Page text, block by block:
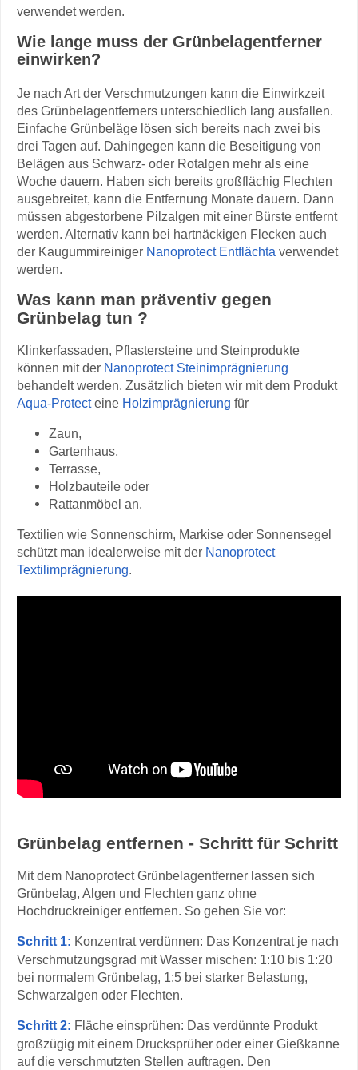
verwendet werden.
Wie lange muss der Grünbelagentferner
einwirken?
Je nach Art der Verschmutzungen kann die Einwirkzeit
des Grünbelagentferners unterschiedlich lang ausfallen.
Einfache Grünbeläge lösen sich bereits nach zwei bis
drei Tagen auf. Dahingegen kann die Beseitigung von
Belägen aus Schwarz- oder Rotalgen mehr als eine
Woche dauern. Haben sich bereits großflächig Flechten
ausgebreitet, kann die Entfernung Monate dauern. Dann
müssen abgestorbene Pilzalgen mit einer Bürste entfernt
werden. Alternativ kann bei hartnäckigen Flecken auch
der Kaugummireiniger Nanoprotect Entflächta verwendet
werden.
Was kann man präventiv gegen
Grünbelag tun ?
Klinkerfassaden, Pflastersteine und Steinprodukte
können mit der Nanoprotect Steinimprägnierung
behandelt werden. Zusätzlich bieten wir mit dem Produkt
Aqua-Protecteine Holzimprägnierung für
Zaun,
Gartenhaus,
Terrasse,
Holzbauteile oder
Rattanmöbel an.
Textilien wie Sonnenschirm, Markise oder Sonnensegel
schützt man idealerweise mit der Nanoprotect
Textilimprägnierung.
Grünbelag entfernen - Schritt für Schritt
Mit dem Nanoprotect Grünbelagentferner lassen sich
Grünbelag, Algen und Flechten ganz ohne
Hochdruckreiniger entfernen. So gehen Sie vor:
Schritt 1: Konzentrat verdünnen: Das Konzentrat je nach
Verschmutzungsgrad mit Wasser mischen: 1:10 bis 1:20
bei normalem Grünbelag, 1:5 bei starker Belastung,
Schwarzalgen oder Flechten.
Schritt 2: Fläche einsprühen: Das verdünnte Produkt
großzügig mit einem Drucksprüher oder einer Gießkanne
auf die verschmutzten Stellen auftragen. Den